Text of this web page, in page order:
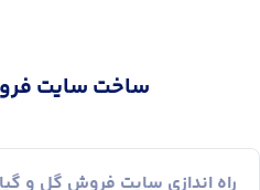
ساخت سایت
راه اندازی سایت فروش گل و